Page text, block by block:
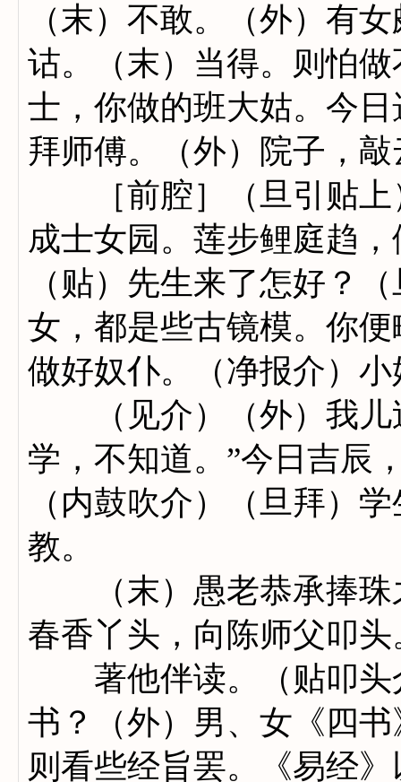
（末）不敢。（外）有
诂。（末）当得。则怕
士，你做的班大姑。今
拜师傅。（外）院子，
［前腔］（旦引贴上
成士女园。莲步鲤庭趋
（贴）先生来了怎好？
女，都是些古镜模。你
做好奴仆。（净报介）小
（见介）（外）我儿
学，不知道。”今日吉辰
（内鼓吹介）（旦拜）
教。
（末）愚老恭承捧珠
春香丫头，向陈师父叩头
著他伴读。（贴叩头
书？（外）男、女《四
则看些经旨罢。《易经